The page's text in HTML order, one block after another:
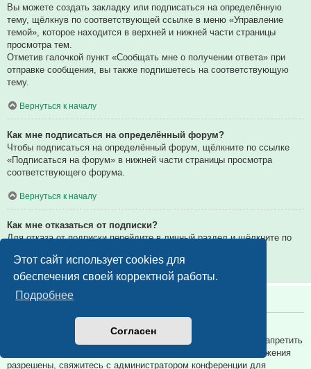
Этот сайт использует cookies для
обеспечения своей корректной работы.
Подробнее
Согласен
Вы можете создать закладку или подписаться на определённую
тему, щёлкнув по соответствующей ссылке в меню «Управление
темой», которое находится в верхней и нижней части страницы
просмотра тем.
Отметив галочкой пункт «Сообщать мне о получении ответа» при
отправке сообщения, вы также подпишетесь на соответствующую
тему.
Вернуться к началу
Как мне подписаться на определённый форум?
Чтобы подписаться на определённый форум, щёлкните по ссылке
«Подписаться на форум» в нижней части страницы просмотра
соответствующего форума.
Вернуться к началу
Как мне отказаться от подписки?
Для отказа от подписки перейдите в личный раздел и щёлкните по
Вернуться к началу
Вложения
Какие вложения разрешены на этой конференции?
Администратор каждой конференции может разрешить или запретить
определённые типы вложений. Если вы не знаете, какие вложения
разрешены, свяжитесь с администратором конференции для